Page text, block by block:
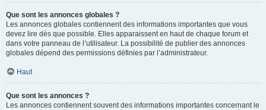
Que sont les annonces globales ?
Les annonces globales contiennent des informations importantes que vous
devez lire dès que possible. Elles apparaissent en haut de chaque forum et
dans votre panneau de l’utilisateur. La possibilité de publier des annonces
globales dépend des permissions définies par l’administrateur.
Haut
Que sont les annonces ?
Les annonces contiennent souvent des informations importantes concernant le